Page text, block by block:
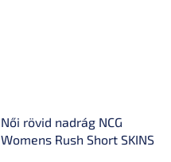
Női rövid nadrág NCG
Womens Rush Short SKINS